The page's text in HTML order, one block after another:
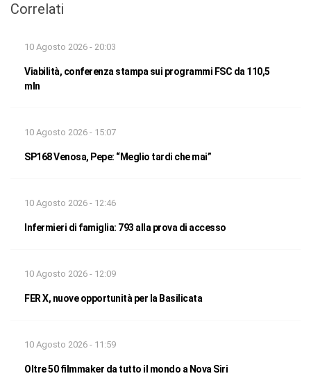
Correlati
10 Agosto 2026 - 20:03
Viabilità, conferenza stampa sui programmi FSC da 110,5
mln
10 Agosto 2026 - 15:07
SP168 Venosa, Pepe: “Meglio tardi che mai”
10 Agosto 2026 - 12:46
Infermieri di famiglia: 793 alla prova di accesso
10 Agosto 2026 - 12:09
FER X, nuove opportunità per la Basilicata
10 Agosto 2026 - 11:59
Oltre 50 filmmaker da tutto il mondo a Nova Siri